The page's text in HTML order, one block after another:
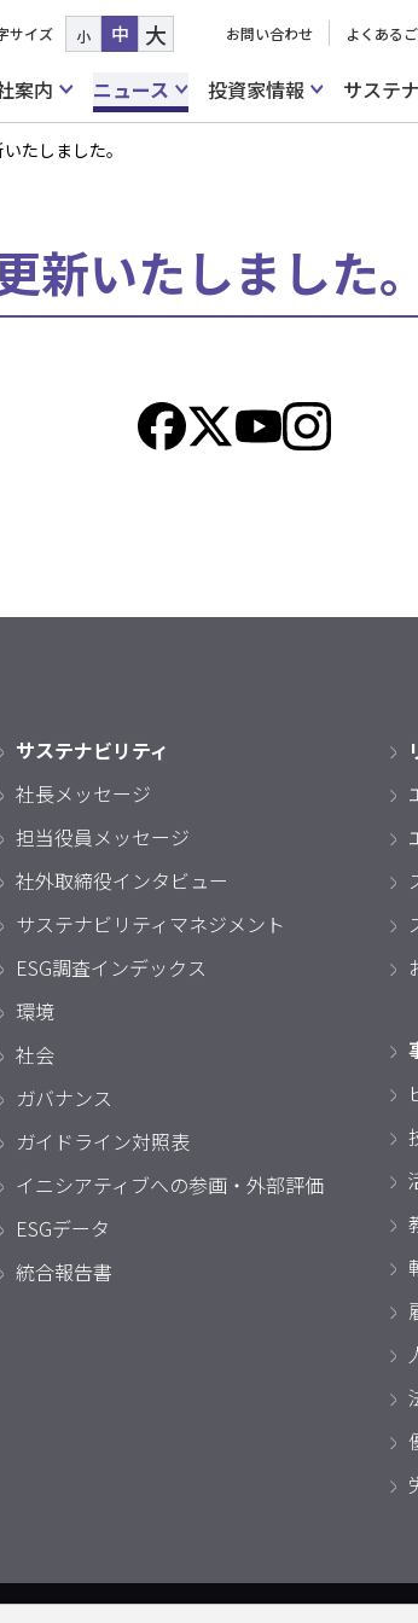
サイズ 小 中 大 お問い合わせ よくある
案内
ニュース 投資家情報 サステ
たしました。
新いたしました。
サステナビリティ
社長メッセージ
担当役員メッセージ
社外取締役インタビュー
サステナビリティマネジメント
ESG調査インデックス
環境
社会
ガバナンス
ガイドライン対照表
イニシアティブへの参画・外部評価
ESGデータ
統合報告書